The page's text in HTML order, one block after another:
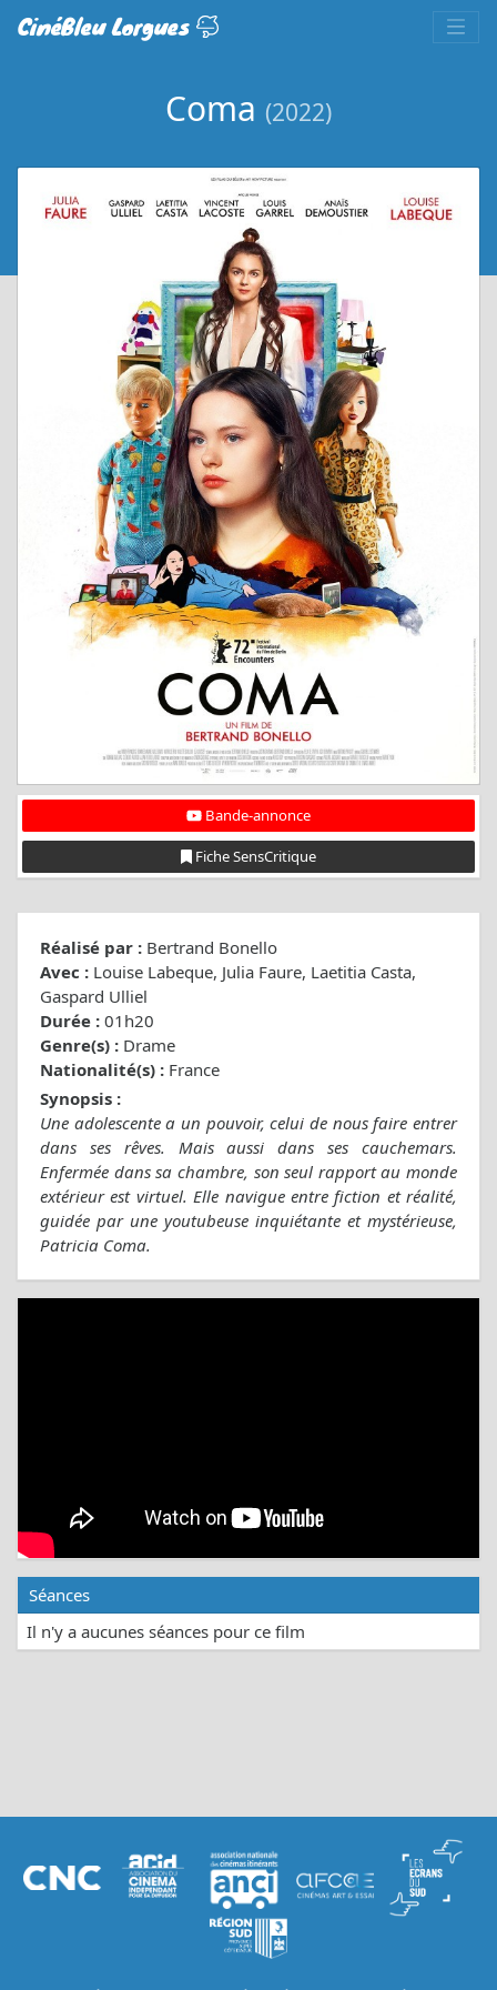
CinéBleu Lorgues
Coma (2022)
Bande-annonce
Fiche SensCritique
Réalisé par : Bertrand Bonello
Avec : Louise Labeque, Julia Faure, Laetitia Casta,
Gaspard Ulliel
Durée : 01h20
Genre(s) : Drame
Nationalité(s) : France
Synopsis :
Une adolescente a un pouvoir, celui de nous faire entrer
dans ses rêves. Mais aussi dans ses cauchemars.
Enfermée dans sa chambre, son seul rapport au monde
extérieur est virtuel. Elle navigue entre fiction et réalité,
guidée par une youtubeuse inquiétante et mystérieuse,
Patricia Coma.
Séances
Il n'y a aucunes séances pour ce film